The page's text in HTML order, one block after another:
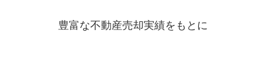
豊富な不動産売却実績をもとに